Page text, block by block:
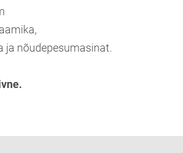
ja nõudepesumasinat.